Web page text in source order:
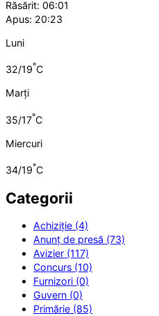
Răsărit: 06:01
Apus: 20:23
Luni
32/19°C
Marți
35/17°C
Miercuri
34/19°C
Categorii
Achiziție (4)
Anunț de presă (73)
Avizier (117)
Concurs (10)
Furnizori (0)
Guvern (0)
Primărie (85)